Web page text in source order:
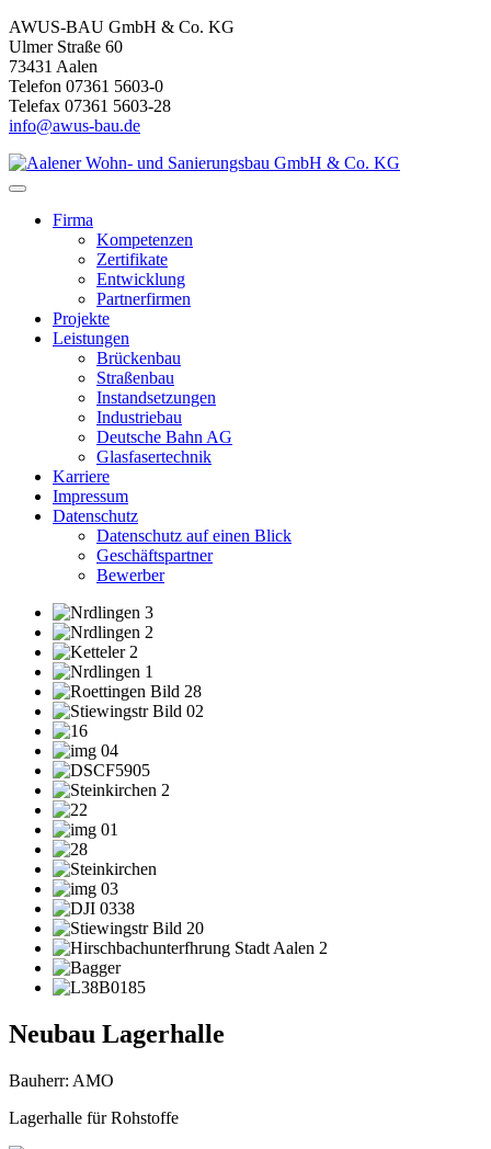
AWUS-BAU GmbH & Co. KG
Ulmer Straße 60
73431 Aalen
Telefon 07361 5603-0
Telefax 07361 5603-28
info@awus-bau.de
Firma
Kompetenzen
Zertifikate
Entwicklung
Partnerfirmen
Projekte
Leistungen
Brückenbau
Straßenbau
Instandsetzungen
Industriebau
Deutsche Bahn AG
Glasfasertechnik
Karriere
Impressum
Datenschutz
Datenschutz auf einen Blick
Geschäftspartner
Bewerber
Neubau Lagerhalle
Bauherr: AMO
Lagerhalle für Rohstoffe